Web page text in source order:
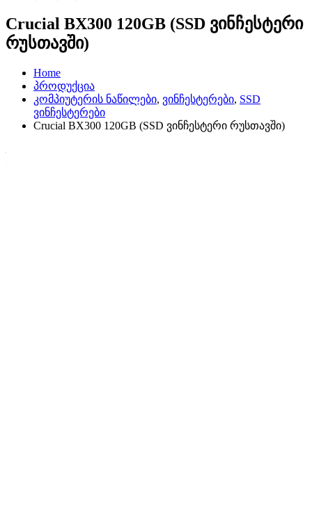
Crucial BX300 120GB (SSD ვინჩესტერი
რუსთავში)
Home
პროდუქცია
კომპიუტერის ნაწილები, ვინჩესტერები, SSD
ვინჩესტერები
Crucial BX300 120GB (SSD ვინჩესტერი რუსთავში)